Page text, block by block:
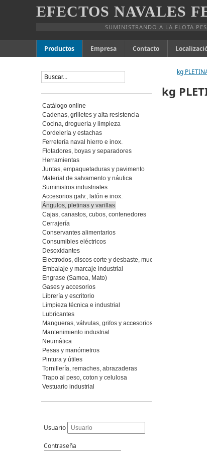
EFECTOS NAVALES
SUMINISTRANDO A LA FLOTA
Productos Empresa Contacto
kg
kg
Catálogo online
Cadenas, grilletes y alta resistencia
Cocina, droguería y limpieza
Cordelería y estachas
Ferretería naval hierro e inox.
Flotadores, boyas y separadores
Herramientas
Juntas, empaquetaduras y pavimento
Material de salvamento y náutica
Suministros industriales
Accesorios galv., latón e inox.
Ángulos, pletinas y varillas
Cajas, canastos, cubos, contenedores
Cerrajería
Conservantes alimentarios
Consumibles eléctricos
Desoxidantes
Electrodos, discos corte y desbaste, muelas y piedras,
Embalaje y marcaje industrial
Engrase (Samoa, Mato)
Gases y accesorios
Librería y escritorio
Limpieza técnica e industrial
Lubricantes
Mangueras, válvulas, grifos y accesorios
Mantenimiento industrial
Neumática
Pesas y manómetros
Pintura y útiles
Tornillería, remaches, abrazaderas
Trapo al peso, coton y celulosa
Vestuario industrial
Usuario
Contraseña